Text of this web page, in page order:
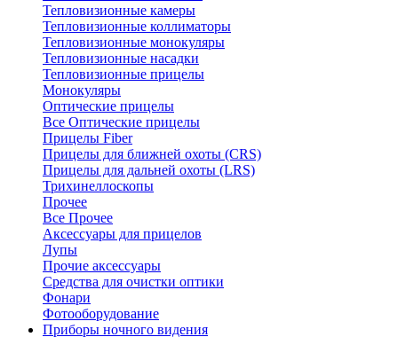
Тепловизионные камеры
Тепловизионные коллиматоры
Тепловизионные монокуляры
Тепловизионные насадки
Тепловизионные прицелы
Монокуляры
Оптические прицелы
Все Оптические прицелы
Прицелы Fiber
Прицелы для ближней охоты (CRS)
Прицелы для дальней охоты (LRS)
Трихинеллоскопы
Прочее
Все Прочее
Аксессуары для прицелов
Лупы
Прочие аксессуары
Средства для очистки оптики
Фонари
Фотооборудование
Приборы ночного видения